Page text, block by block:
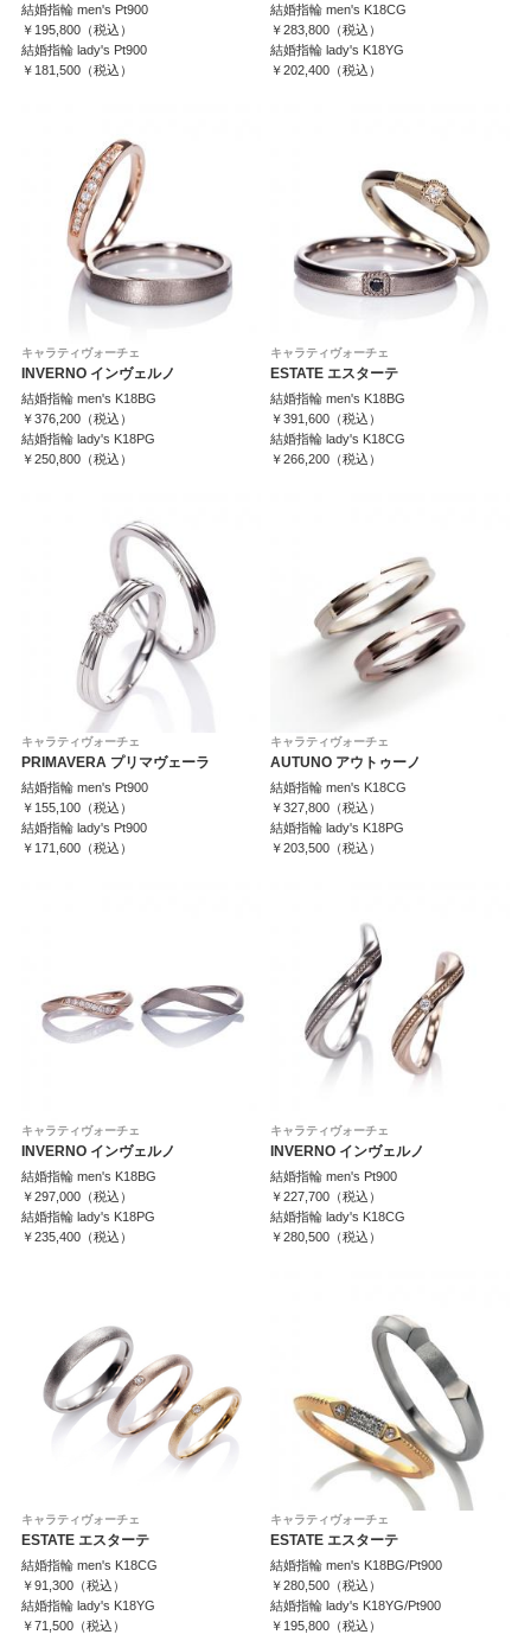
結婚指輪 men's Pt900
￥195,800（税込）
結婚指輪 lady's Pt900
￥181,500（税込）
結婚指輪 men's K18CG
￥283,800（税込）
結婚指輪 lady's K18YG
￥202,400（税込）
キャラティヴォーチェ
INVERNO インヴェルノ
結婚指輪 men's K18BG
￥376,200（税込）
結婚指輪 lady's K18PG
￥250,800（税込）
キャラティヴォーチェ
ESTATE エスターテ
結婚指輪 men's K18BG
￥391,600（税込）
結婚指輪 lady's K18CG
￥266,200（税込）
キャラティヴォーチェ
PRIMAVERA プリマヴェーラ
結婚指輪 men's Pt900
￥155,100（税込）
結婚指輪 lady's Pt900
￥171,600（税込）
キャラティヴォーチェ
AUTUNO アウトゥーノ
結婚指輪 men's K18CG
￥327,800（税込）
結婚指輪 lady's K18PG
￥203,500（税込）
キャラティヴォーチェ
INVERNO インヴェルノ
結婚指輪 men's K18BG
￥297,000（税込）
結婚指輪 lady's K18PG
￥235,400（税込）
キャラティヴォーチェ
INVERNO インヴェルノ
結婚指輪 men's Pt900
￥227,700（税込）
結婚指輪 lady's K18CG
￥280,500（税込）
キャラティヴォーチェ
ESTATE エスターテ
結婚指輪 men's K18CG
￥91,300（税込）
結婚指輪 lady's K18YG
￥71,500（税込）
キャラティヴォーチェ
ESTATE エスターテ
結婚指輪 men's K18BG/Pt900
￥280,500（税込）
結婚指輪 lady's K18YG/Pt900
￥195,800（税込）